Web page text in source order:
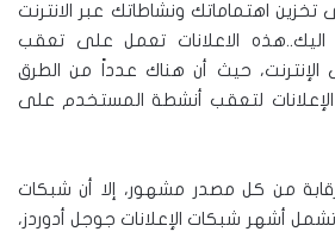
اهتماماتك ونشاطاتك عبر الانترنت
اليك..هذه الاعلانات تعمل على تعقب
حيث أن هناك عدداً من الطرق
الإعلانات لتعقب أنشطة المستخدم على
من كل مصدر مشهور، إلا أن شبكات
وتشمل أشهر شبكات الإعلانات جوجل أدوردز،